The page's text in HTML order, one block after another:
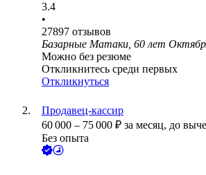
3.4
•
27897 отзывов
Базарные Матаки, 60 лет
Можно без резюме
Откликнитесь среди первых
Откликнуться
Продавец-кассир
60 000 – 75 000 ₽ за месяц, до
Без опыта